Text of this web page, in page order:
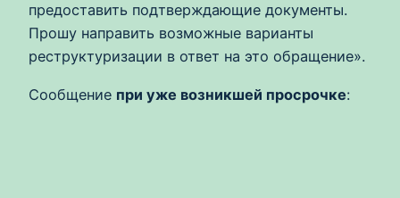
предоставить подтверждающие документы.
Прошу направить возможные варианты
реструктуризации в ответ на это обращение».
Сообщение при уже возникшей просрочке: